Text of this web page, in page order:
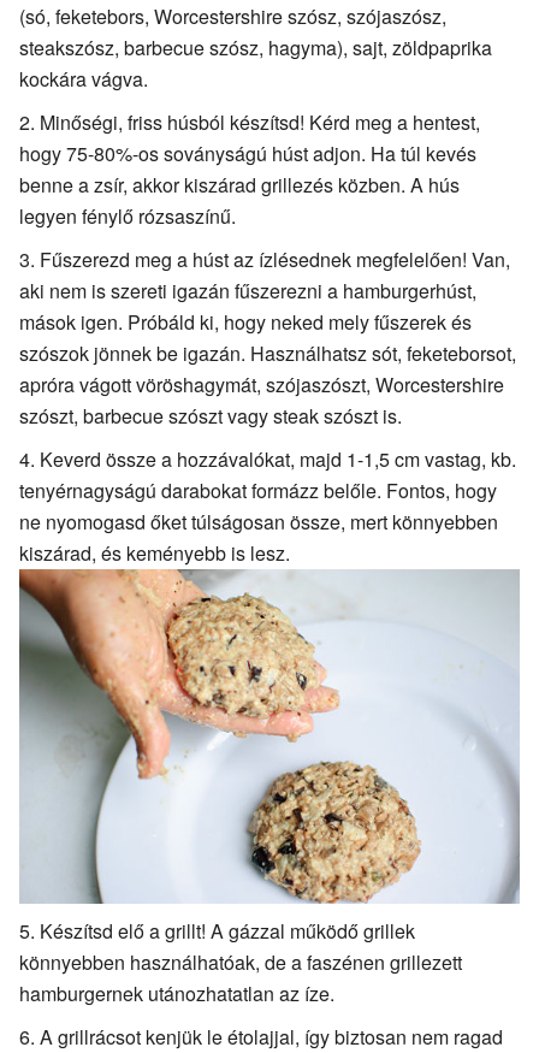
(só, feketebors, Worcestershire szósz, szójaszósz,
steakszósz, barbecue szósz, hagyma), sajt, zöldpaprika
kockára vágva.
Minőségi, friss húsból készítsd! Kérd meg a hentest,
hogy 75-80%-os soványságú húst adjon. Ha túl kevés
benne a zsír, akkor kiszárad grillezés közben. A hús
legyen fénylő rózsaszínű.
Fűszerezd meg a húst az ízlésednek megfelelően! Van,
aki nem is szereti igazán fűszerezni a hamburgerhúst,
mások igen. Próbáld ki, hogy neked mely fűszerek és
szószok jönnek be igazán. Használhatsz sót, feketeborsot,
apróra vágott vöröshagymát, szójaszószt, Worcestershire
szószt, barbecue szószt vagy steak szószt is.
Keverd össze a hozzávalókat, majd 1-1,5 cm vastag, kb.
tenyérnagyságú darabokat formázz belőle. Fontos, hogy
ne nyomogasd őket túlságosan össze, mert könnyebben
kiszárad, és keményebb is lesz.
Készítsd elő a grillt! A gázzal működő grillek
könnyebben használhatóak, de a faszénen grillezett
hamburgernek utánozhatatlan az íze.
A grillrácsot kenjük le étolajjal, így biztosan nem ragad